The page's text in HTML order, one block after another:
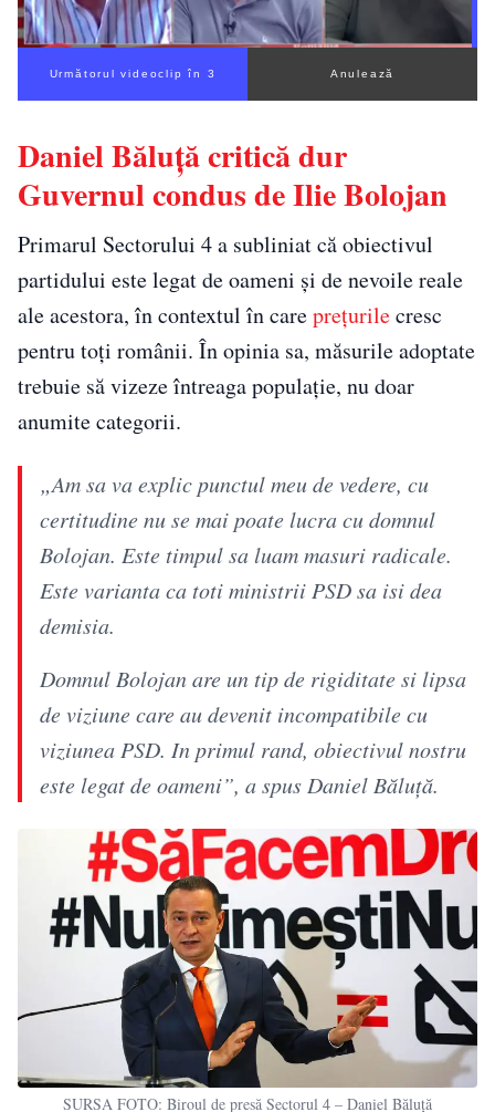
Următorul videoclip în 2 Anulează
Daniel Băluță critică dur
Guvernul condus de Ilie Bolojan
Primarul Sectorului 4 a subliniat că obiectivul
partidului este legat de oameni și de nevoile reale
ale acestora, în contextul în careprețurilecresc
pentru toți românii. În opinia sa, măsurile adoptate
trebuie să vizeze întreaga populație, nu doar
anumite categorii.
„Am sa va explic punctul meu de vedere, cu
certitudine nu se mai poate lucra cu domnul
Bolojan. Este timpul sa luam masuri radicale.
Este varianta ca toti ministrii PSD sa isi dea
demisia.
Domnul Bolojan are un tip de rigiditate si lipsa
de viziune care au devenit incompatibile cu
viziunea PSD. In primul rand, obiectivul nostru
este legat de oameni”, a spus Daniel Băluță.
SURSA FOTO: Biroul de presă Sectorul 4 – Daniel Băluță